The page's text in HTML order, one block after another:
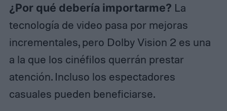
¿Por qué debería importarme? La
tecnología de video pasa por mejoras
incrementales, pero Dolby Vision 2 es una
a la que los cinéfilos querrán prestar
atención. Incluso los espectadores
casuales pueden beneficiarse.